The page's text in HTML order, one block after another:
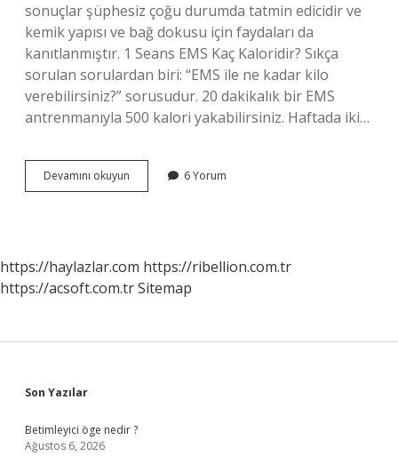
sonuçlar şüphesiz çoğu durumda tatmin edicidir ve
kemik yapısı ve bağ dokusu için faydaları da
kanıtlanmıştır. 1 Seans EMS Kaç Kaloridir? Sıkça
sorulan sorulardan biri: “EMS ile ne kadar kilo
verebilirsiniz?” sorusudur. 20 dakikalık bir EMS
antrenmanıyla 500 kalori yakabilirsiniz. Haftada iki…
Devamını okuyun
Kaç
6 Yorum
https://haylazlar.com https://ribellion.com.tr
https://acsoft.com.trSitemap
Sidebar
Son Yazılar
Betimleyici öge nedir ?
Ağustos 6, 2026